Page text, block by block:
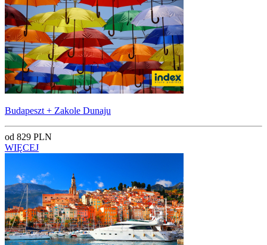
Budapeszt + Zakole Dunaju
od 829 PLN
WIĘCEJ